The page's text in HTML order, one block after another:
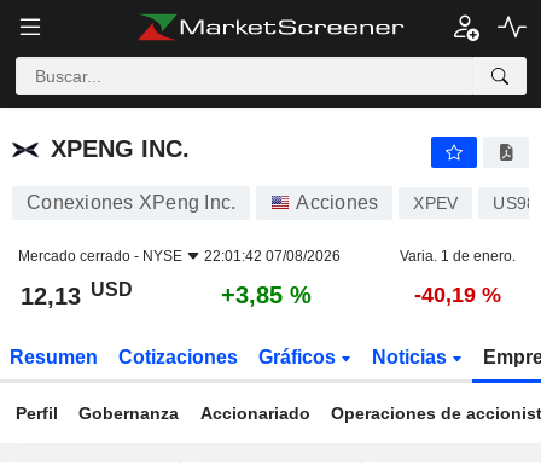
XPENG INC.
XPENG INC.
Conexiones XPeng Inc. Acciones XPEV
Mercado cerrado - NYSE 22:01:42 07/08/2026 Varia. 1 de enero.
12,13 USD +3,85 % -40,19 %
Resumen Cotizaciones Gráficos Noticias
Perfil Gobernanza Accionariado Operaciones de